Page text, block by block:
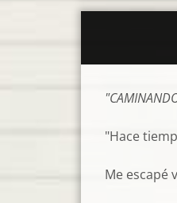
"Hace
Me escapé